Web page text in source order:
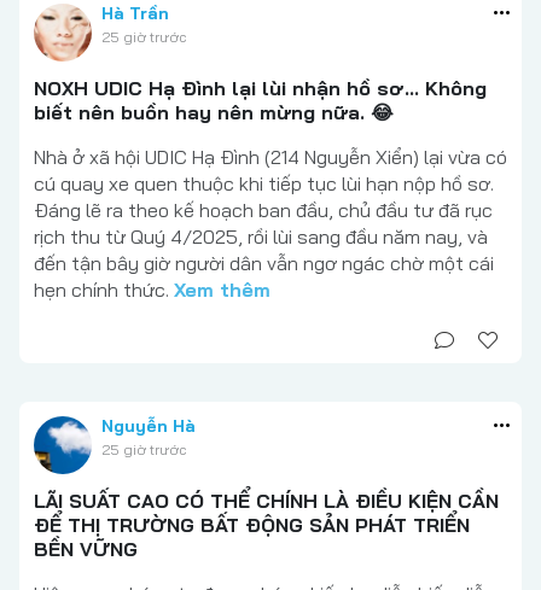
Hà Trần
25 giờ trước
NOXH UDIC Hạ Đình lại lùi nhận hồ sơ... Không
biết nên buồn hay nên mừng nữa. 😂
Nhà ở xã hội UDIC Hạ Đình (214 Nguyễn Xiển) lại vừa có
cú quay xe quen thuộc khi tiếp tục lùi hạn nộp hồ sơ.
Đáng lẽ ra theo kế hoạch ban đầu, chủ đầu tư đã rục
rịch thu từ Quý 4/2025, rồi lùi sang đầu năm nay, và
đến tận bây giờ người dân vẫn ngơ ngác chờ một cái
hẹn chính thức. Xem thêm
Nguyễn Hà
25 giờ trước
LÃI SUẤT CAO CÓ THỂ CHÍNH LÀ ĐIỀU KIỆN CẦN
ĐỂ THỊ TRƯỜNG BẤT ĐỘNG SẢN PHÁT TRIỂN
BỀN VỮNG